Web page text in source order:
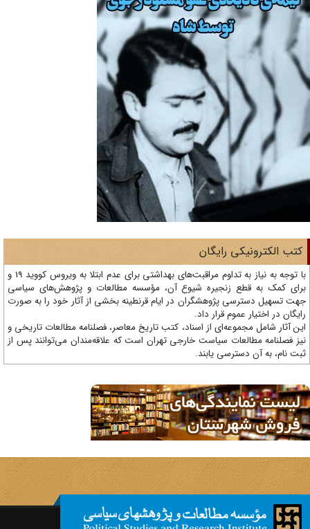
الکترونیکی رایگان
با توجه به نیاز به تداوم مراقبت‌های بهداشتی برای عدم ابتلا به ویروس کووید 19 و
کمک به قطع زنجیره شیوع آن، مؤسسه مطالعات و پژوهش‌های سیاسی
تسهیل دسترسی پژوهشگران در ایام قرنطینه بخشی از آثار خود را به صورت
در اختیار عموم قرار داد.
آثار شامل مجموعه‌ای از اسناد، کتب تاریخ معاصر، فصلنامه‌ مطالعات تاریخی و
فصلنامه مطالعات سیاست خارجی تهران است که علاقه‌مندان می‌توانند پس از
نام، به آن دسترسی یابند.